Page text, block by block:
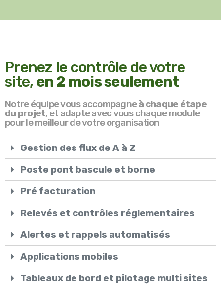
Prenez le contrôle de votre
site, en 2 mois seulement
Notre équipe vous accompagneà chaque étape
du projet, et adapte avec vous chaque module
pour le meilleur de votre organisation
Gestion des flux de A à Z
Poste pont bascule et borne
Pré facturation
Relevés et contrôles réglementaires
Alertes et rappels automatisés
Applications mobiles
Tableaux de bord et pilotage multi sites